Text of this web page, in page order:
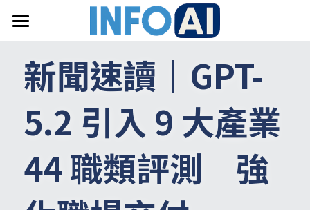
關於InfoAI
訂閱電子報
搜索
新聞速讀｜ GPT-
5.2 引入 9 大產業
44 職類評測　強